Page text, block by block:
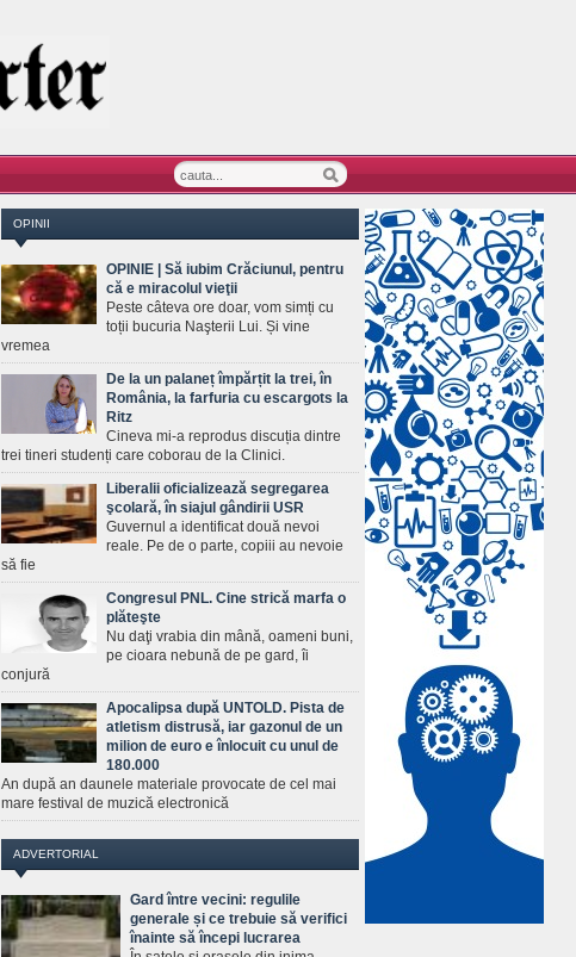
OPINII
OPINIE | Să iubim Crăciunul, pentru
că e miracolul vieţii
Peste câteva ore doar, vom simți cu
toții bucuria Naşterii Lui. Și vine
vremea
De la un palaneț împărțit la trei, în
România, la farfuria cu escargots la
Ritz
Cineva mi-a reprodus discuția dintre
trei tineri studenți care coborau de la Clinici.
Liberalii oficializează segregarea
şcolară, în siajul gândirii USR
Guvernul a identificat două nevoi
reale. Pe de o parte, copiii au nevoie
să fie
Congresul PNL. Cine strică marfa o
plăteşte
Nu daţi vrabia din mână, oameni buni,
pe cioara nebună de pe gard, îi
conjură
Apocalipsa după UNTOLD. Pista de
atletism distrusă, iar gazonul de un
milion de euro e înlocuit cu unul de
180.000
An după an daunele materiale provocate de cel mai
mare festival de muzică electronică
ADVERTORIAL
Gard între vecini: regulile
generale și ce trebuie să verifici
înainte să începi lucrarea